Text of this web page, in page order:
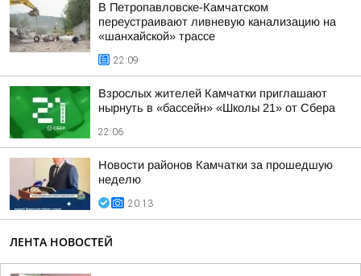
В Петропавловске-Камчатском
переустраивают ливневую канализацию на
«шанхайской» трассе
22:09
Взрослых жителей Камчатки приглашают
нырнуть в «бассейн» «Школы 21» от Сбера
22:06
Новости районов Камчатки за прошедшую
неделю
20:13
ЛЕНТА НОВОСТЕЙ